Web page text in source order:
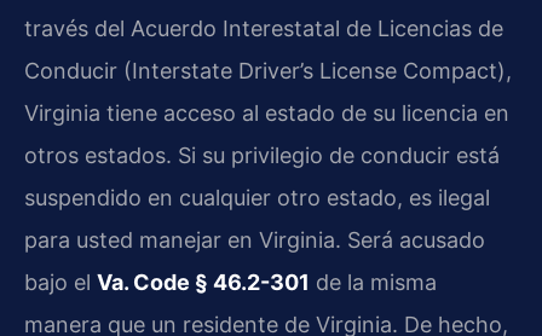
través del Acuerdo Interestatal de Licencias de
Conducir (Interstate Driver’s License Compact),
Virginia tiene acceso al estado de su licencia en
otros estados. Si su privilegio de conducir está
suspendido en cualquier otro estado, es ilegal
para usted manejar en Virginia. Será acusado
bajo el Va. Code § 46.2-301 de la misma
manera que un residente de Virginia. De hecho,